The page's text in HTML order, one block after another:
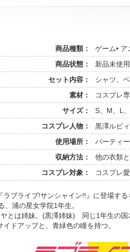
商品種類：
ゲーム• ア
商品状態：
新品未使用
セット内容：
シャツ、
素材：
コスプレ
サイズ：
S、M、L
コスプレ人物：
黒澤ルビ
使用場所：
パーティ
収納方法：
他の衣類
コスプレ対象：
コスプレ
ラブライブ!サンシャイン!!』に登場する
、浦の星女学院1年生。
とは姉妹。(黒澤姉妹) 同じ1年生の国
ドアップと、青緑色の瞳を持つ。